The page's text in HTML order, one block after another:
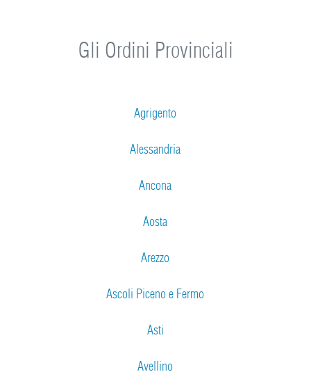
Gli Ordini Provinciali
Agrigento
Alessandria
Ancona
Aosta
Arezzo
Ascoli Piceno e Fermo
Asti
Avellino